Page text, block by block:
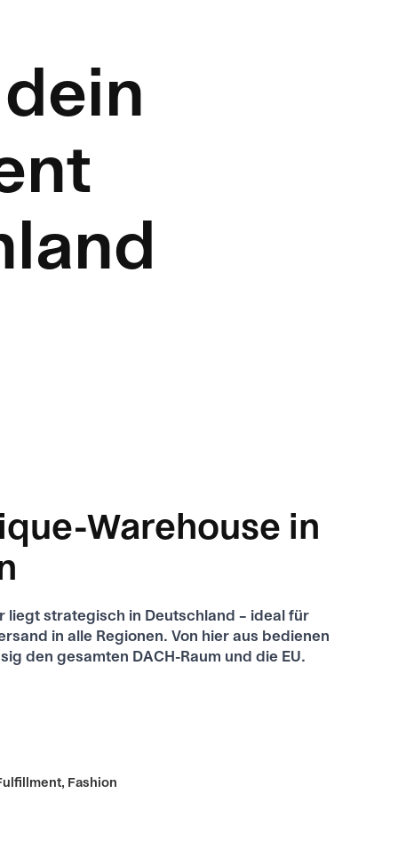
Warehouse in
liegt strategisch in Deutschland – ideal für
in alle Regionen. Von hier aus bedienen
den gesamten DACH-Raum und die EU.